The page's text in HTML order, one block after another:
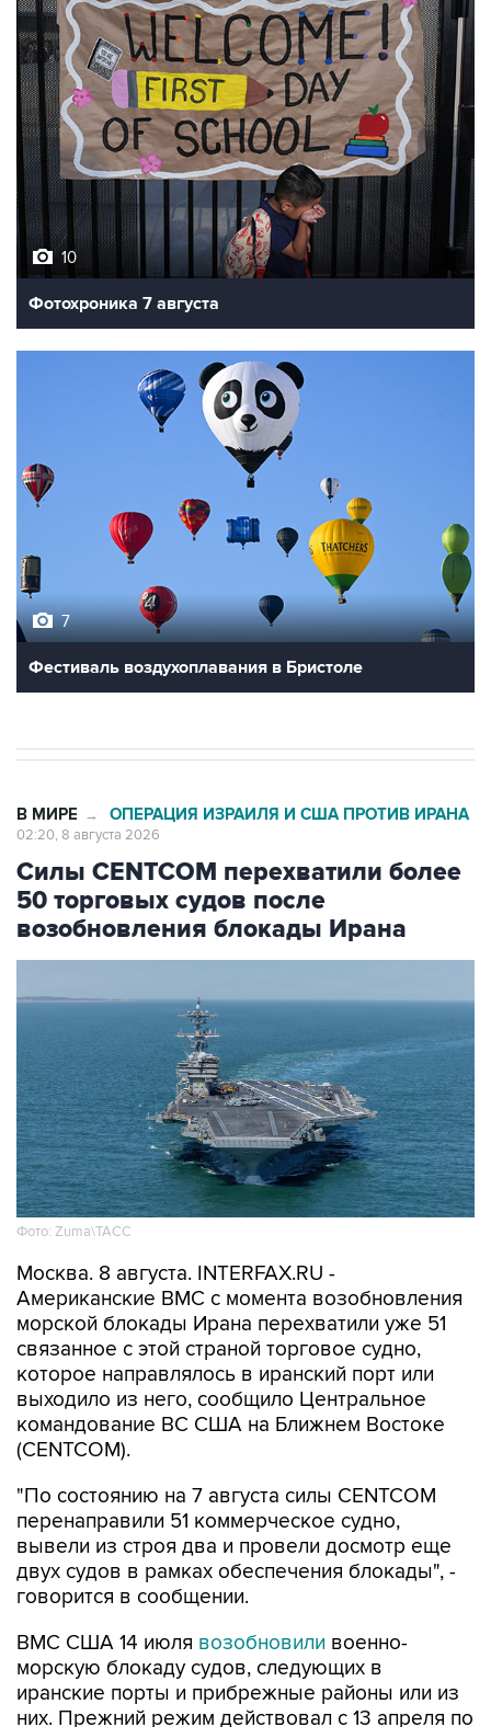
10
Фотохроника 7 августа
Фестиваль воздухоплавания в Бристоле
Силы CENTCOM перехватили более
50 торговых судов после
возобновления блокады Ирана
Фото: Zuma\ТАСС
Москва. 8 августа. INTERFAX.RU -
морской блокады Ирана перехватили уже 51
связанное с этой страной торговое судно,
которое направлялось в иранский порт или
выходило из него, сообщило Центральное
командование ВС США на Ближнем Востоке
(CENTCOM).
"По состоянию на 7 августа силы CENTCOM
вывели из строя два и провели досмотр еще
двух судов в рамках обеспечения блокады", -
говорится в сообщении.
ВМС США 14 июлявозобновили
иранские порты и прибрежные районы или из
них. Прежний режим действовал с 13 апреля по
18 июня.